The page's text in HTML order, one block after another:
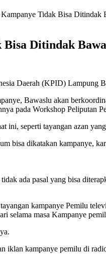
Tidak Bisa Ditindak
Ditindak
Daerah (KPID) Lampung
Bawaslu akan
pada Workshop
ini, seperti tayangan azan
bisa dikatakan kampanye,
ada pasal yang bisa
kampanye Pemilu
selama masa Kampanye
iklan kampanye pemilu di